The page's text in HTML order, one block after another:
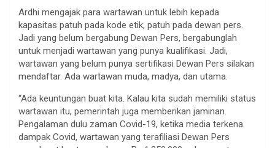
Ardhi mengajak para wartawan untuk lebih kepada
kapasitas patuh pada kode etik, patuh pada dewan pers.
Jadi yang belum bergabung Dewan Pers, bergabunglah
untuk menjadi wartawan yang punya kualifikasi. Jadi,
wartawan yang belum punya sertifikasi Dewan Pers silakan
mendaftar. Ada wartawan muda, madya, dan utama.
“Ada keuntungan buat kita. Kalau kita sudah memiliki status
wartawan itu, pemerintah juga memberikan jaminan.
Pengalaman dulu zaman Covid-19, ketika media terkena
dampak Covid, wartawan yang terafiliasi Dewan Pers